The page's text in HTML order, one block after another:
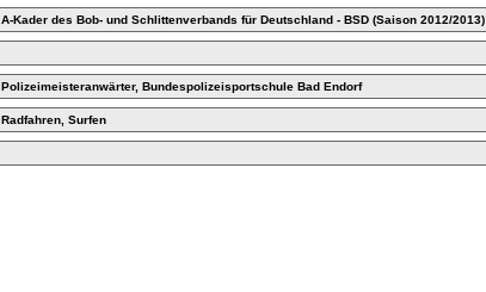
A-Kader des Bob- und Schlittenverbands für Deutschland - BSD (Saison 2012/2013)
Polizeimeisteranwärter, Bundespolizeisportschule Bad Endorf
Radfahren, Surfen